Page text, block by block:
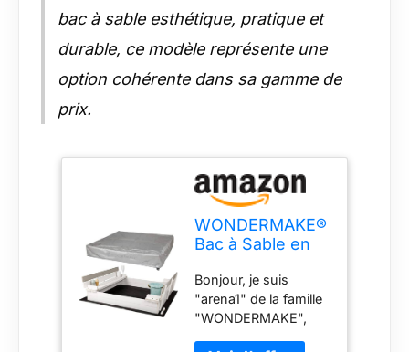
bac à sable esthétique, pratique et
durable, ce modèle représente une
option cohérente dans sa gamme de
prix.
WONDERMAKE®
Bac à Sable en
Couvercle pour
Enfants, avec
bancs, siège,
Sol, carré,
Bonjour, je suis
"arena1" de la famille
"WONDERMAKE",